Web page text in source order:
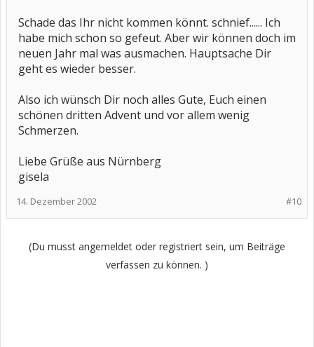
Schade das Ihr nicht kommen könnt. schnief...... Ich
habe mich schon so gefeut. Aber wir können doch im
neuen Jahr mal was ausmachen. Hauptsache Dir
geht es wieder besser.
Also ich wünsch Dir noch alles Gute, Euch einen
schönen dritten Advent und vor allem wenig
Schmerzen.
Liebe Grüße aus Nürnberg
gisela
#10
14. Dezember 2002
(Du musst angemeldet oder registriert sein, um Beiträge
verfassen zu können. )